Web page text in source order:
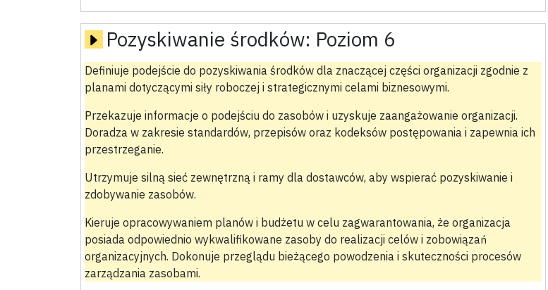
Pozyskiwanie środków: Poziom 6
Definiuje podejście do pozyskiwania środków dla znaczącej części organizacji zgodnie z
planami dotyczącymi siły roboczej i strategicznymi celami biznesowymi.
Przekazuje informacje o podejściu do zasobów i uzyskuje zaangażowanie organizacji.
Doradza w zakresie standardów, przepisów oraz kodeksów postępowania i zapewnia ich
przestrzeganie.
Utrzymuje silną sieć zewnętrzną i ramy dla dostawców, aby wspierać pozyskiwanie i
zdobywanie zasobów.
Kieruje opracowywaniem planów i budżetu w celu zagwarantowania, że organizacja
posiada odpowiednio wykwalifikowane zasoby do realizacji celów i zobowiązań
organizacyjnych. Dokonuje przeglądu bieżącego powodzenia i skuteczności procesów
zarządzania zasobami.